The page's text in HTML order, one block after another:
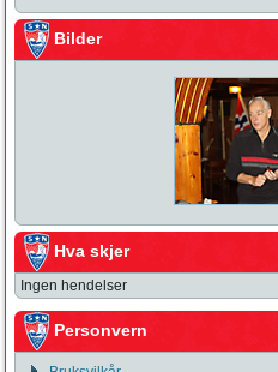
Bilder
Hva skjer
Ingen hendelser
Personvern